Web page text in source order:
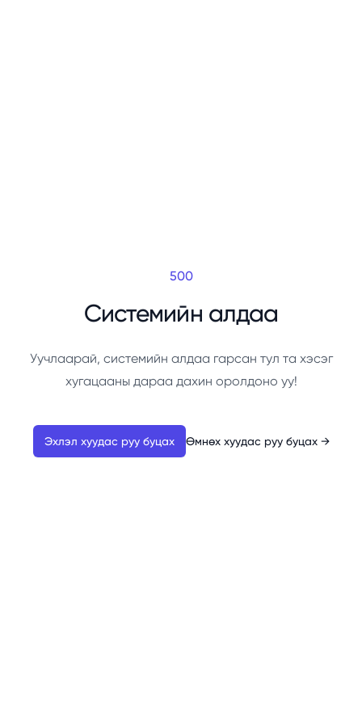
500
Системийн алдаа
Уучлаарай, системийн алдаа гарсан тул та хэсэг
хугацааны дараа дахин оролдоно уу!
Эхлэл хуудас руу буцах Өмнөх хуудас руу буцах →